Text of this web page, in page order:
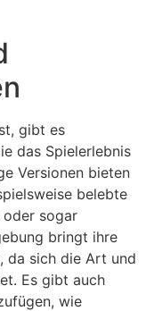
gibt es
das Spielerlebnis
Versionen bieten
belebte
oder sogar
bringt ihre
da sich die Art und
Es gibt auch
wie